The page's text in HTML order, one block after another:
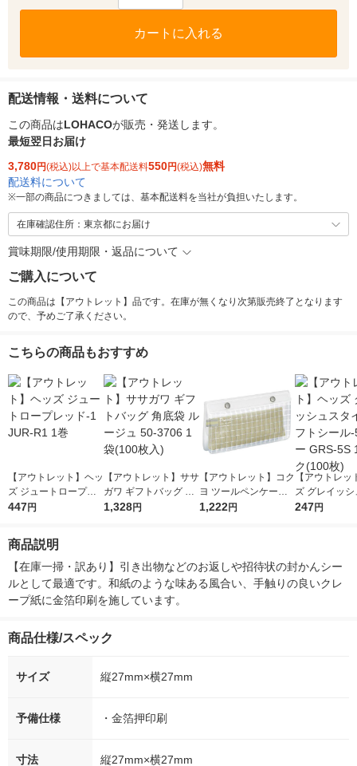
カートに入れる
配送情報・送料について
この商品はLOHACOが販売・発送します。
最短翌日お届け
3,780円(税込)以上で基本配送料550円(税込)無料
配送料について
※一部の商品につきましては、基本配送料を当社が負担いたします。
在庫確認住所：東京都にお届け
賞味期限/使用期限・返品について
ご購入について
この商品は【アウトレット】品です。在庫が無くなり次第販売終了となります
ので、予めご了承ください。
こちらの商品もおすすめ
【アウトレット】ヘッ
ズ ジュートロープレ
ッド‐1 JUR-R1 1巻
447円
【アウトレット】ササ
ガワ ギフトバッグ 角
底袋 ルージュ 50-370
1,328円
【アウトレット】コク
ヨ ツールペンケース
ピープ フラットタイ
1,222円
【アウトレッ
ズ グレイッ
イルギフトシ
247円
商品説明
【在庫一掃・訳あり】引き出物などのお返しや招待状の封かんシー
ルとして最適です。和紙のような味ある風合い、手触りの良いクレ
ープ紙に金箔印刷を施しています。
商品仕様/スペック
サイズ 縦27mm×横27mm
予備仕様 ・金箔押印刷
寸法 縦27mm×横27mm